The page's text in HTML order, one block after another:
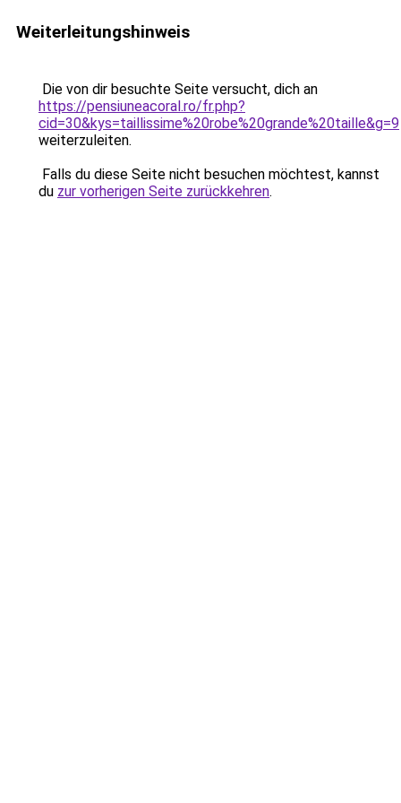
Weiterleitungshinweis
Die von dir besuchte Seite versucht, dich an
https://pensiuneacoral.ro/fr.php?
cid=30&kys=taillissime%20robe%20grande%20taille&g=9
weiterzuleiten.
Falls du diese Seite nicht besuchen möchtest, kannst
du zur vorherigen Seite zurückkehren.